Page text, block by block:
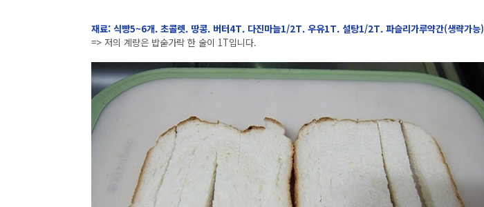
재료: 식빵5~6개. 초콜렛. 땅콩. 버터4T. 다진마늘1/2T. 우유1T. 설탕1/2T. 파슬리가루약간(생략가능)
=> 저의 계량은 밥숟가락 한 술이 1T입니다.